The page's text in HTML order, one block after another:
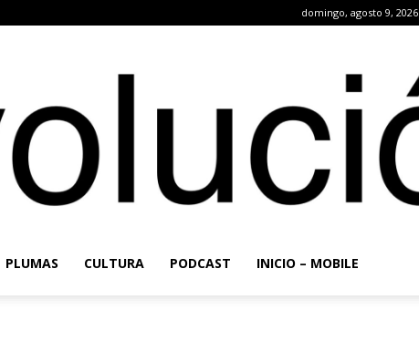
domingo, agosto 9, 2026
PLUMAS CULTURA PODCAST INICIO – MOBILE